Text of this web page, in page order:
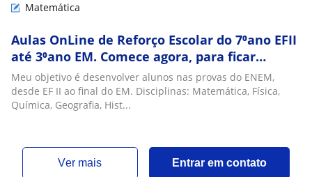
Matemática
Aulas OnLine de Reforço Escolar do 7⁰ano EFII
até 3⁰ano EM. Comece agora, para ficar
tranquilo no final do ano
Meu objetivo é desenvolver alunos nas provas do ENEM,
desde EF II ao final do EM. Disciplinas: Matemática, Física,
Química, Geografia, Hist...
ver mais Entrar em contato